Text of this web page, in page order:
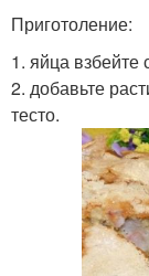
Приготоление:
1. яйца
2. добавьте
тесто.